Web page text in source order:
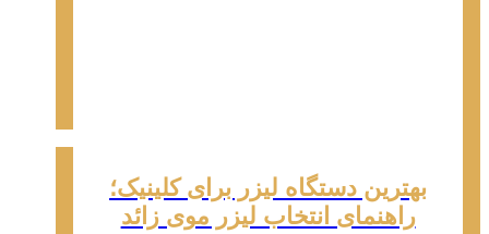
بهترین دستگاه لیزر برای کلینیک؛
راهنمای انتخاب لیزر موی زائد